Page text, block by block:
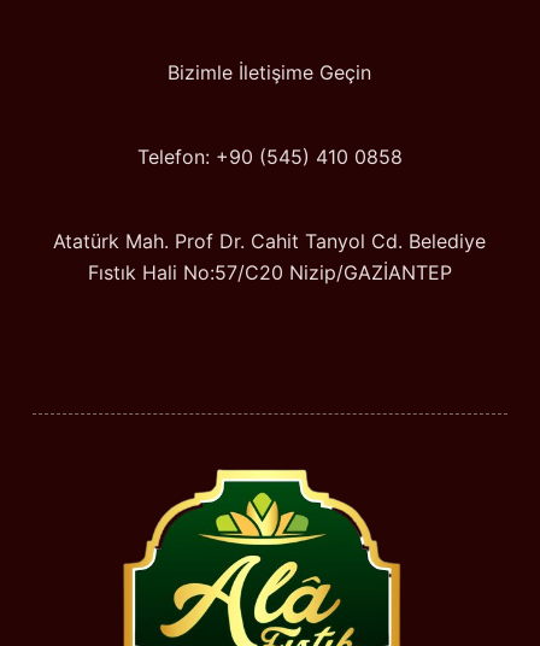
Bizimle İletişime Geçin
Telefon: +90 (545) 410 0858
Atatürk Mah. Prof Dr. Cahit Tanyol Cd. Belediye
Fıstık Hali No:57/C20 Nizip/GAZİANTEP